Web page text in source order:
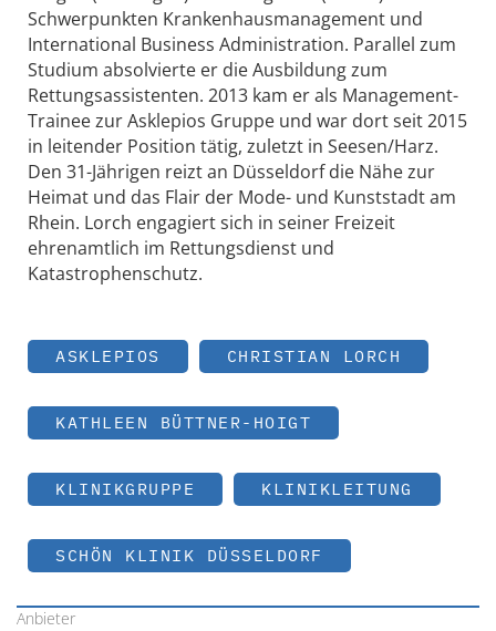
Schwerpunkten Krankenhausmanagement und
International Business Administration. Parallel zum
Studium absolvierte er die Ausbildung zum
Rettungsassistenten. 2013 kam er als Management-
Trainee zur Asklepios Gruppe und war dort seit 2015
in leitender Position tätig, zuletzt in Seesen/Harz.
Den 31-Jährigen reizt an Düsseldorf die Nähe zur
Heimat und das Flair der Mode- und Kunststadt am
Rhein. Lorch engagiert sich in seiner Freizeit
ehrenamtlich im Rettungsdienst und
Katastrophenschutz.
ASKLEPIOS CHRISTIAN LORCH
KATHLEEN BÜTTNER-HOIGT
KLINIKGRUPPE KLINIKLEITUNG
SCHÖN KLINIK DÜSSELDORF
Anbieter